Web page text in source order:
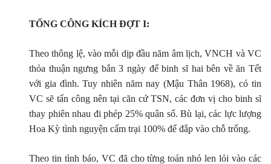
TỔNG CÔNG KÍCH ÐỢT I:
Theo thông lệ, vào mỗi dịp đầu năm âm lịch, VNCH và VC
thỏa thuận ngưng bắn 3 ngày để binh sĩ hai bên về ăn Tết
với gia đình. Tuy nhiên năm nay (Mậu Thân 1968), có tin
VC sẽ tấn công nên tại căn cứ TSN, các đơn vị cho binh sĩ
thay phiên nhau đi phép 25% quân số. Bù lại, các lực lượng
Hoa Kỳ tình nguyện cấm trại 100% để đắp vào chỗ trống.
Theo tin tình báo, VC đã cho từng toán nhỏ len lỏi vào các